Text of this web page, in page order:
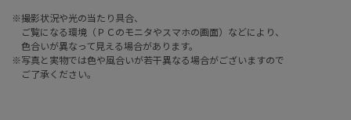
※撮影状況や光の当たり具合、
ご覧になる環境（ＰＣのモニタやスマホの画面）などにより、
色合いが異なって見える場合があります。
※写真と実物では色や風合いが若干異なる場合がございますので
ご了承ください。